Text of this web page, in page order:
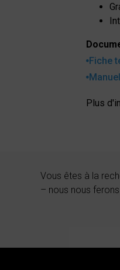
Fiche
Plus
Vous êtes à la
– nous nous